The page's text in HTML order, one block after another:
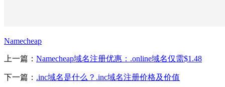
Namecheap
上一篇： Namecheap域名注册优惠：.online域名仅需$1.48
下一篇： .inc域名是什么？.inc域名注册价格及价值